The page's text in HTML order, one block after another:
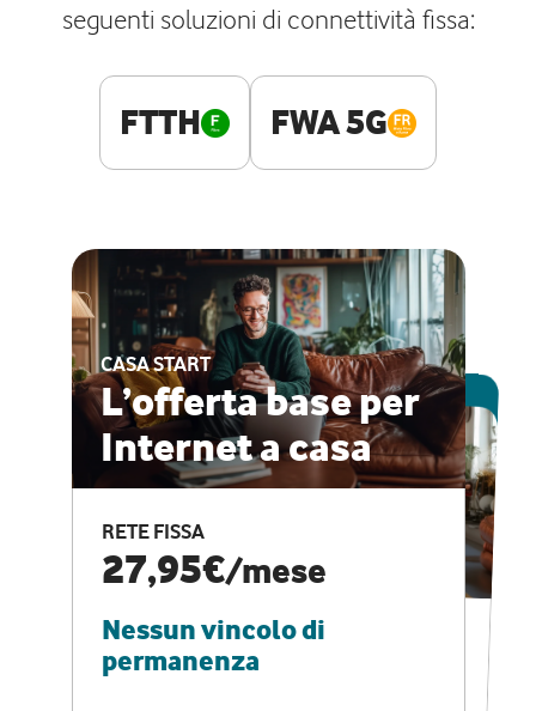
seguenti soluzioni di connettività fissa:
FTTH FWA 5G
CASA START
L’offerta base per
Internet a casa
RETE FISSA
27,95€/mese
Nessun vincolo di
permanenza
ESCLUSIVA ONLINE
CASA PRO
Internet veloce e
vantaggi speciali
RETE FISSA + VODAFONE CLUB
29,95€